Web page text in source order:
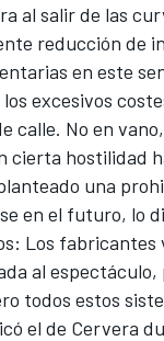
al salir de las
reducción de
en este
excesivos
calle. No en
hostilidad
una
en el futuro, lo
Los fabricantes
al
todos estos
el de Cervera